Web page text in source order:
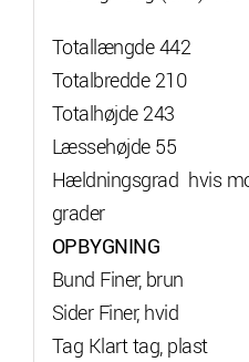
Totallængde 442
Totalbredde 210
Totalhøjde 243
Læssehøjde 55
Hældningsgrad hvis
grader
OPBYGNING
Bund Finer, brun
Sider Finer, hvid
Tag Klart tag, plast